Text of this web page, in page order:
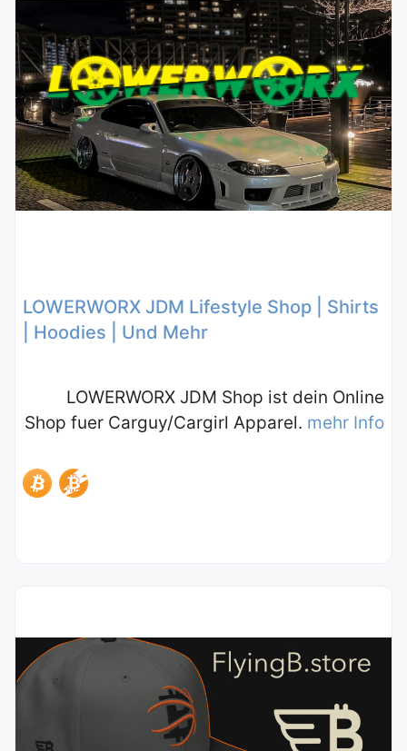
LOWERWORX JDM Lifestyle Shop | Shirts
| Hoodies | Und Mehr
LOWERWORX JDM Shop ist dein Online
Shop fuer Carguy/Cargirl Apparel. mehr Info